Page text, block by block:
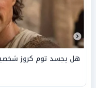
هل يجسد توم كروز